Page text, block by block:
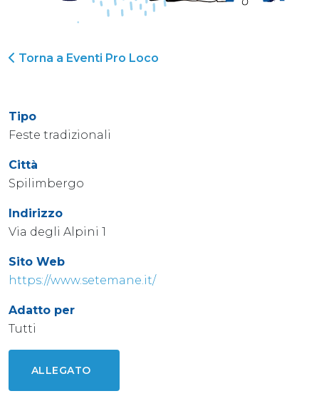
Torna a Eventi Pro Loco
Tipo
Feste tradizionali
Città
Spilimbergo
Indirizzo
Via degli Alpini 1
Sito Web
https://www.setemane.it/
Adatto per
Tutti
ALLEGATO